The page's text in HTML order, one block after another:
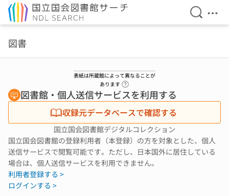
検索を
メ
図書
表紙は所蔵館によって異なることが
あります
図書館・個人送信サービスを利用する
収録元データベースで確認する
国立国会図書館デジタルコレクション
国立国会図書館の登録利用者（本登録）の方を対象とした、個人
送信サービスで閲覧可能です。ただし、日本国外に居住している
場合は、個人送信サービスを利用できません。
利用者登録する >
ログインする >